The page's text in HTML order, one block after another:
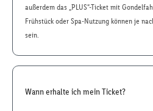
außerdem das „PLUS“-Ticket mit
Frühstück oder Spa-Nutzung können je
sein.
Wann erhalte ich mein Ticket?